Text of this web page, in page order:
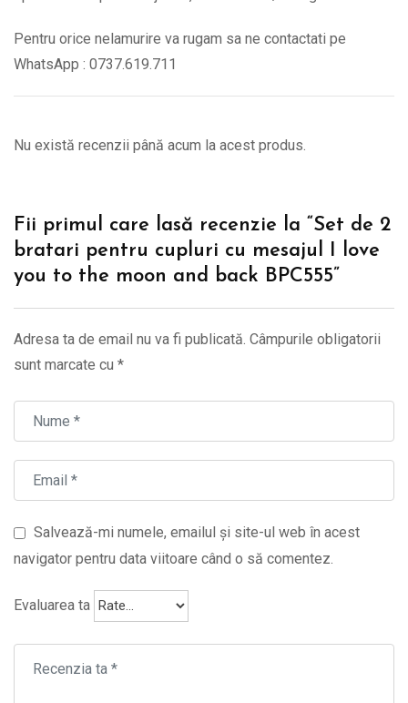
Pentru orice nelamurire va rugam sa ne contactati pe
WhatsApp : 0737.619.711
Nu există recenzii până acum la acest produs.
Fii primul care lasă recenzie la “Set de 2
bratari pentru cupluri cu mesajul I love
you to the moon and back BPC555”
Adresa ta de email nu va fi publicată. Câmpurile obligatorii
sunt marcate cu *
Salvează-mi numele, emailul și site-ul web în acest
navigator pentru data viitoare când o să comentez.
Evaluarea ta